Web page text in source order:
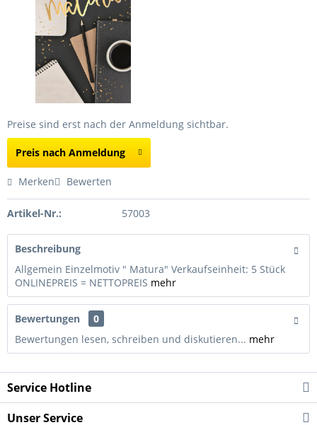
Preise sind erst nach der Anmeldung sichtbar.
Preis nach Anmeldung
Merken Bewerten
Artikel-Nr.: 57003
Beschreibung
Allgemein Einzelmotiv " Matura" Verkaufseinheit: 5 Stück
ONLINEPREIS = NETTOPREIS mehr
Bewertungen
0
Bewertungen lesen, schreiben und diskutieren... mehr
Service Hotline
Unser Service